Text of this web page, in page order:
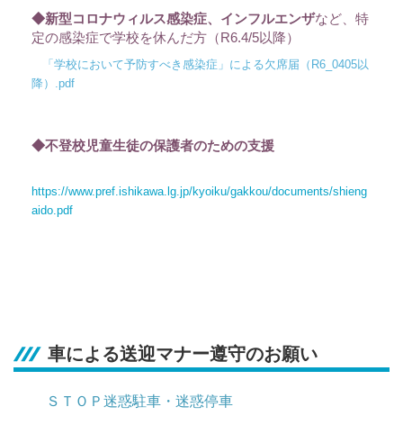
◆新型コロナウィルス感染症、インフルエンザなど、特
定の感染症で学校を休んだ方（R6.4/5以降）
「学校において予防すべき感染症」による欠席届（R6_0405以
降）.pdf
◆不登校児童生徒の保護者のための支援
https://www.pref.ishikawa.lg.jp/kyoiku/gakkou/documents/shieng
aido.pdf
車による送迎マナー遵守のお願い
ＳＴＯＰ迷惑駐車・迷惑停車